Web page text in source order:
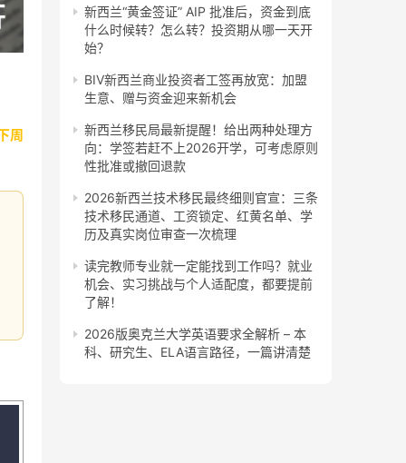
周
新西兰“黄金签证” AIP 批准后，资金到底
什么时候转？怎么转？投资期从哪一天开
始？
BIV新西兰商业投资者工签再放宽：加盟
生意、赠与资金迎来新机会
新西兰移民局最新提醒！给出两种处理方
向：学签若赶不上2026开学，可考虑原则
性批准或撤回退款
2026新西兰技术移民最终细则官宣：三条
技术移民通道、工资锁定、红黄名单、学
历及真实岗位审查一次梳理
读完教师专业就一定能找到工作吗？就业
机会、实习挑战与个人适配度，都要提前
了解！
2026版奥克兰大学英语要求全解析 – 本
科、研究生、ELA语言路径，一篇讲清楚